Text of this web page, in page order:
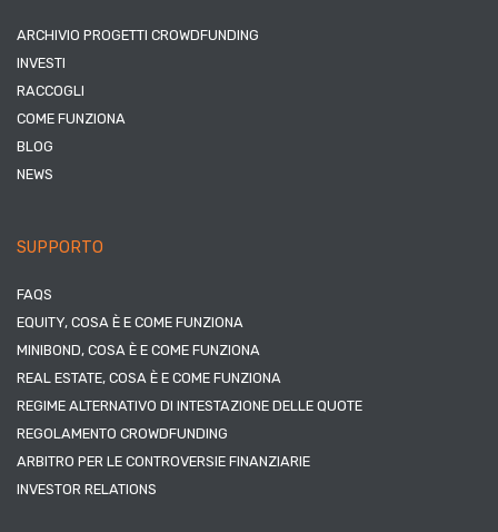
ARCHIVIO PROGETTI CROWDFUNDING
INVESTI
RACCOGLI
COME FUNZIONA
BLOG
NEWS
SUPPORTO
FAQS
EQUITY, COSA È E COME FUNZIONA
MINIBOND, COSA È E COME FUNZIONA
REAL ESTATE, COSA È E COME FUNZIONA
REGIME ALTERNATIVO DI INTESTAZIONE DELLE QUOTE
REGOLAMENTO CROWDFUNDING
ARBITRO PER LE CONTROVERSIE FINANZIARIE
INVESTOR RELATIONS